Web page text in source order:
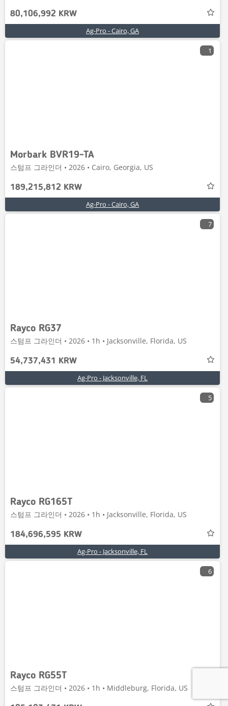
80,106,992 KRW
Ag-Pro - Cairo, GA
1
Morbark BVR19-TA
스텀프 그라인더 • 2026 • Cairo, Georgia, US
189,215,812 KRW
Ag-Pro - Cairo, GA
7
Rayco RG37
스텀프 그라인더 • 2026 • 1h • Jacksonville, Florida, US
54,737,431 KRW
Ag-Pro - Jacksonville, FL
5
Rayco RG165T
스텀프 그라인더 • 2026 • 1h • Jacksonville, Florida, US
184,696,595 KRW
Ag-Pro - Jacksonville, FL
6
Rayco RG55T
스텀프 그라인더 • 2026 • 1h • Middleburg, Florida, US